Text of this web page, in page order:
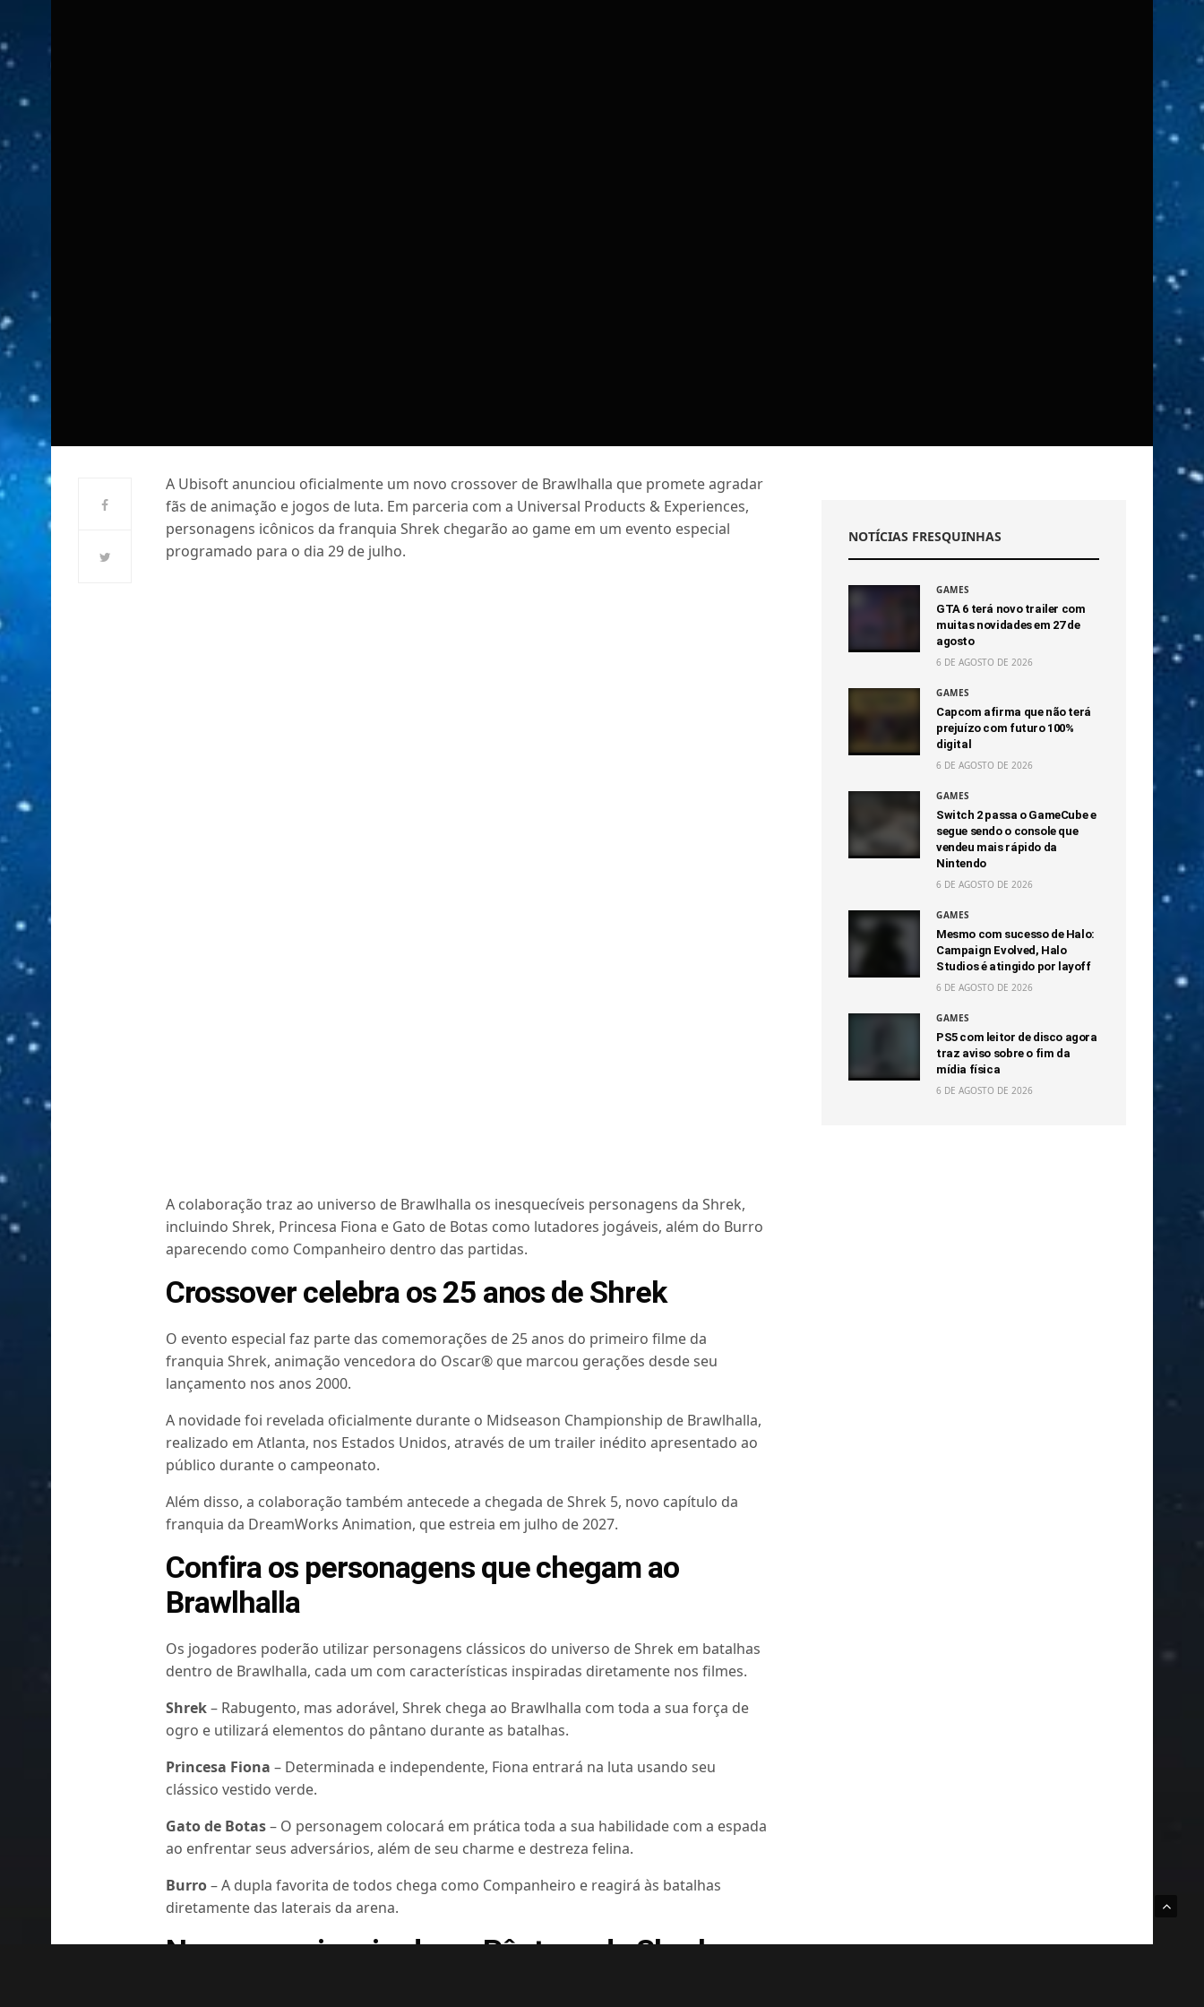
A Ubisoft anunciou oficialmente um novo crossover de Brawlhalla que promete agradar
fãs de animação e jogos de luta. Em parceria com a Universal Products & Experiences,
personagens icônicos da franquia Shrek chegarão ao game em um evento especial
programado para o dia 29 de julho.
A colaboração traz ao universo de Brawlhalla os inesquecíveis personagens da Shrek,
incluindo Shrek, Princesa Fiona e Gato de Botas como lutadores jogáveis, além do Burro
aparecendo como Companheiro dentro das partidas.
Crossover celebra os 25 anos de Shrek
O evento especial faz parte das comemorações de 25 anos do primeiro filme da
franquia Shrek, animação vencedora do Oscar® que marcou gerações desde seu
lançamento nos anos 2000.
A novidade foi revelada oficialmente durante o Midseason Championship de Brawlhalla,
realizado em Atlanta, nos Estados Unidos, através de um trailer inédito apresentado ao
público durante o campeonato.
Além disso, a colaboração também antecede a chegada de Shrek 5, novo capítulo da
franquia da DreamWorks Animation, que estreia em julho de 2027.
Confira os personagens que chegam ao
Brawlhalla
Os jogadores poderão utilizar personagens clássicos do universo de Shrek em batalhas
dentro de Brawlhalla, cada um com características inspiradas diretamente nos filmes.
Shrek– Rabugento, mas adorável, Shrek chega ao Brawlhalla com toda a sua força de
ogro e utilizará elementos do pântano durante as batalhas.
Princesa Fiona – Determinada e independente, Fiona entrará na luta usando seu
clássico vestido verde.
Gato de Botas– O personagem colocará em prática toda a sua habilidade com a espada
ao enfrentar seus adversários, além de seu charme e destreza felina.
Burro– A dupla favorita de todos chega como Companheiro e reagirá às batalhas
diretamente das laterais da arena.
Novo mapa inspirado no Pântano do Shrek
NOTÍCIAS FRESQUINHAS
GAMES
GTA 6 terá novo trailer com
muitas novidades em 27 de
agosto
6 DE AGOSTO DE 2026
GAMES
Capcom afirma que não terá
prejuízo com futuro 100%
digital
6 DE AGOSTO DE 2026
GAMES
Switch 2 passa o GameCube e
segue sendo o console que
vendeu mais rápido da
Nintendo
6 DE AGOSTO DE 2026
GAMES
Mesmo com sucesso de Halo:
Campaign Evolved, Halo
Studios é atingido por layoff
6 DE AGOSTO DE 2026
GAMES
PS5 com leitor de disco agora
traz aviso sobre o fim da
mídia física
6 DE AGOSTO DE 2026